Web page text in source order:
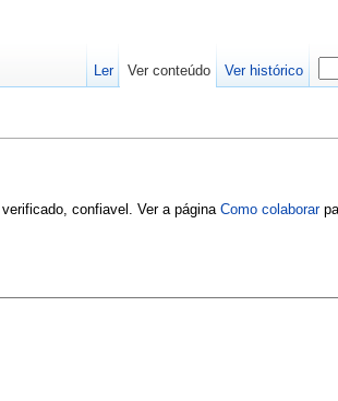
, verificado, confiavel. Ver a páginaComo colaborar
Ler Ver conteúdo Ver histórico